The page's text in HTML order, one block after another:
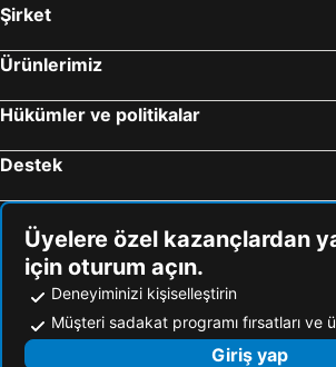
Rodos Adası, Güney Ege Otel
Atina, Attica Otel
Selanik,
Şirket
Ürünlerimiz
Hükümler ve politikalar
Destek
Üyelere özel kazançlardan
için oturum açın.
Deneyiminizi kişiselleştirin
Müşteri sadakat programı fırsatları ve
Giriş yap